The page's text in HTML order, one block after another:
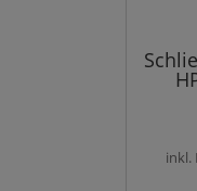
inkl.